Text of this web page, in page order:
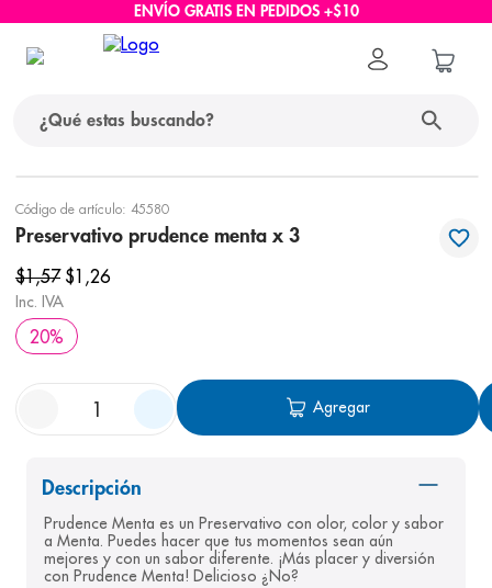
ENVÍO GRATIS EN PEDIDOS +$10
Código de artículo: 45580
Preservativo prudence menta x 3
$1,57 $1 ,26
Inc. IVA
20%
Agregar
Descripción
Prudence Menta es un Preservativo con olor, color y sabor
a Menta. Puedes hacer que tus momentos sean aún
mejores y con un sabor diferente. ¡Más placer y diversión
con Prudence Menta! Delicioso ¿No?
1. protector solar
2 pañales
3. eucerin
nivea
6. shampoo
7 bioderma
8 panolini
9. pediasure